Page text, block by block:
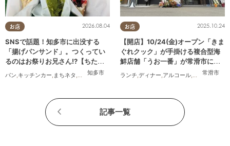
お店
知多市
2026.08.04
SNSで話題！知多市に出没する
「揚げパンサンド」。つくってい
るのはお祭りお兄さん!?【ちたま
パン,キッチンカー, まちネタ ,ちたまる調査隊 行ってみたレポ
お店
常滑市
2025.10.24
【開店】10/24(金)オープン「きま
ぐれクック」が手掛ける複合型海
鮮店舗「うお一番」が常滑市に誕
ランチ,ディナー,アルコール,開店,まちネタ
記事一覧